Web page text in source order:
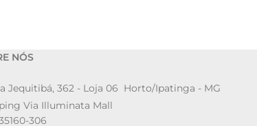
NÓS
Jequitibá, 362 - Loja 06 Horto/Ipatinga - MG
Via Illuminata Mall
306